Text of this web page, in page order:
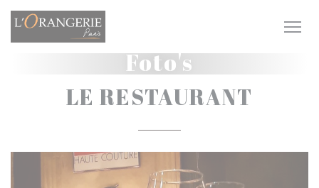
Cookies beheer paneel
Foto's
LE RESTAURANT